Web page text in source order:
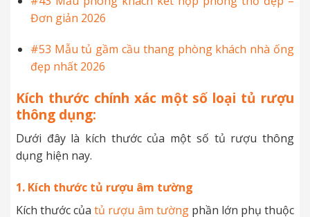
Đơn giản 2026
#53 Mẫu tủ gầm cầu thang phòng khách nhà ống
đẹp nhất 2026
Kích thước chính xác một số loại tủ rượu
thông dụng:
Dưới đây là kích thước của một số tủ rượu thông
dụng hiện nay.
1. Kích thước tủ rượu âm tường
Kích thước củatủ rượu âm tườngphần lớn phụ thuộc